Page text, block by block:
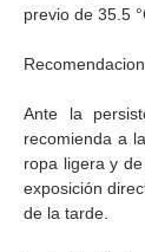
previo de 35.5
Ante la
recomienda a
ropa ligera y
exposición
de la tarde.